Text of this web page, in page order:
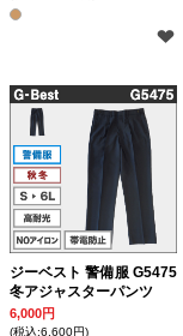
ジーベスト 警備服 G5475
冬アジャスターパンツ
6,000円
(税込:6,600円)